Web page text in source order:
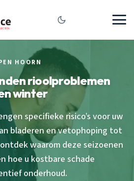
HOORN
rioolproblemen
winter
specifieke risico’s voor uw
bladeren en vetophoping tot
waarom deze seizoenen
hoe u kostbare schade
onderhoud.